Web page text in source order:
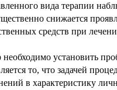
вида терапии
снижается
средств при
установить
то, что задачей
в характеристику